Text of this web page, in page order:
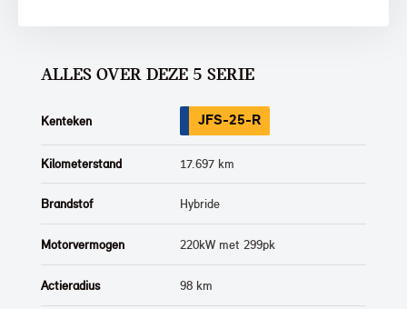
ALLES OVER DEZE 5 SERIE
Kenteken JFS-25-R
Kilometerstand 17.697 km
Brandstof Hybride
Motorvermogen 220kW met 299pk
Actieradius 98 km